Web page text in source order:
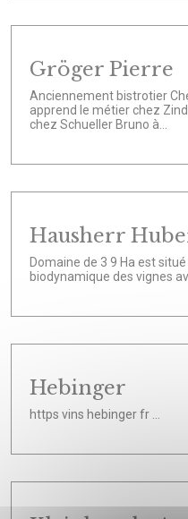
Gröger Pierre
Anciennement bistrotier
apprend le métier chez
chez Schueller Bruno à...
Hausherr
Domaine de 3 9 Ha est
biodynamique des vignes
Hebinger
https vins hebinger fr ...